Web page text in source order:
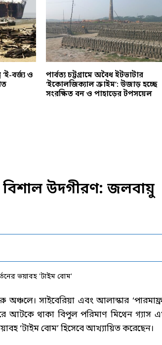
বর্জ্য ও
পার্বত্য চট্টগ্রামে অবৈধ ইটভাটার
‘ইকোলজিক্যাল ক্রাইম’: উজাড় হচ্ছে
সংরক্ষিত বন ও পাহাড়ের টপসয়েল
উদগীরণ: জলবায়ু
সাইবেরিয়া এবং আলাস্কার
আটকে থাকা বিপুল পরিমাণ মিথেন গ্যাস
‘টাইম বোম’ হিসেবে আখ্যায়িত করেছেন।